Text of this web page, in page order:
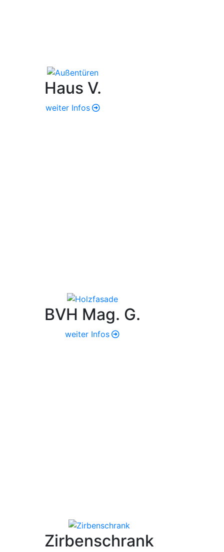
Haus V.
weiter Infos
BVH Mag. G.
weiter Infos
Zirbenschrank